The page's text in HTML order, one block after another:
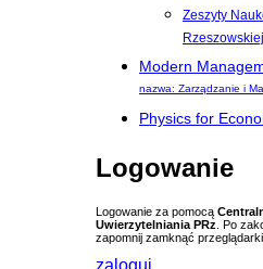
Zeszyty
Modern
nazwa: Zarządzanie i
Physics for
Logowanie
Logowanie za pomocą
Uwierzytelniania PRz . Po
zapomnij zamknąć przeglądarki.
zaloguj